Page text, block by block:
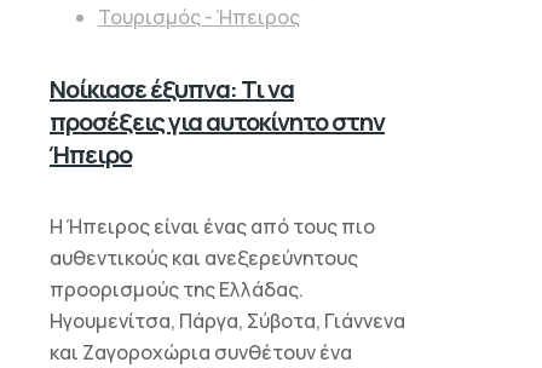
Τουρισμός - Ήπειρος
Νοίκιασε έξυπνα: Τι να
προσέξεις για αυτοκίνητο στην
Ήπειρο
Η Ήπειρος είναι ένας από τους πιο
αυθεντικούς και ανεξερεύνητους
προορισμούς της Ελλάδας.
Ηγουμενίτσα, Πάργα, Σύβοτα, Γιάννενα
και Ζαγοροχώρια συνθέτουν ένα